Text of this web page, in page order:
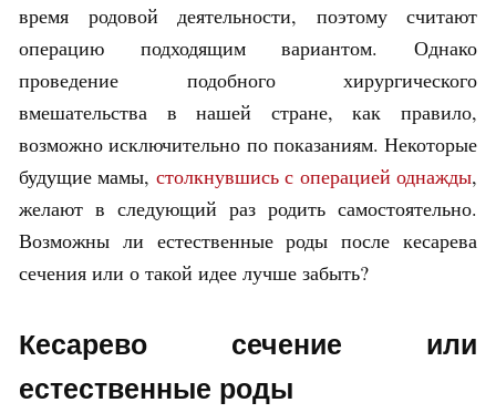
время родовой деятельности, поэтому считают
операцию подходящим вариантом. Однако
проведение подобного хирургического
вмешательства в нашей стране, как правило,
возможно исключительно по показаниям. Некоторые
будущие мамы, столкнувшись с операцией однажды,
желают в следующий раз родить самостоятельно.
Возможны ли естественные роды после кесарева
сечения или о такой идее лучше забыть?
Кесарево сечение или
естественные роды